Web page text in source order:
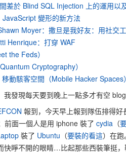
差於 Blind SQL Injection 上的運用以
變形的新方法
Moyer：撒旦是我好友：用社交
Henrique：打穿 WAF
the Feds）
Cryptography）
動駭客空間（Mobile Hacker Spaces）
我發現每天要到晚上一點多才有空 blog
報到，今天早上報到隊伍排得
前面一個人是用 iphone 裝了 cydia （
裝了 Ubuntu （要裝的看這）在
快睜不開的眼睛…比起那些西裝筆挺